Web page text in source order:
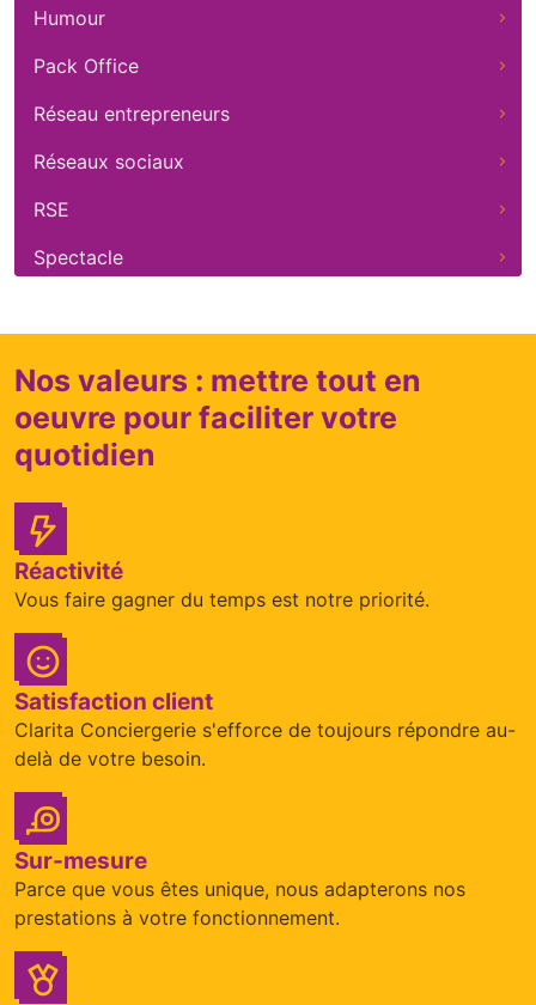
Humour
Pack Office
Réseau entrepreneurs
Réseaux sociaux
RSE
Spectacle
Nos valeurs : mettre tout en
oeuvre pour faciliter votre
quotidien
Réactivité
Vous faire gagner du temps est notre priorité.
Satisfaction client
Clarita Conciergerie s'efforce de toujours répondre au-
delà de votre besoin.
Sur-mesure
Parce que vous êtes unique, nous adapterons nos
prestations à votre fonctionnement.